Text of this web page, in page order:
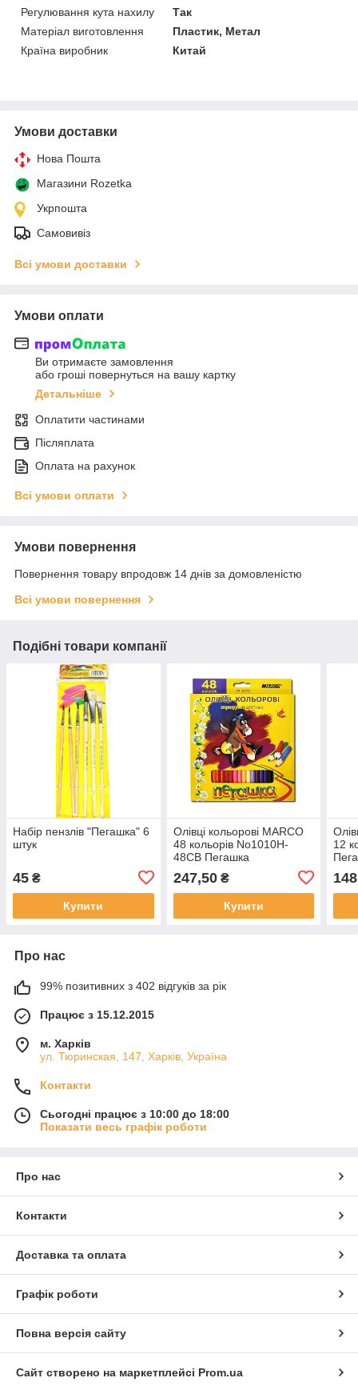
Регулювання кута нахилу
Так
Матеріал виготовлення
Пластик, Метал
Країна виробник
Китай
Умови доставки
Нова Пошта
Магазини Rozetka
Укрпошта
Самовивіз
Всі умови доставки
Умови оплати
Ви отримаєте замовлення
або гроші повернуться на вашу картку
Детальніше
Оплатити частинами
Післяплата
Оплата на рахунок
Всі умови оплати
Умови повернення
Повернення товару впродовж 14 днів за домовленістю
Всі умови повернення
Подібні товари компанії
Набір пензлів "Пегашка" 6
штук
45 ₴
Купити
Олівці кольорові MARCO
48 кольорів No1010H-
48CB Пегашка
247,50₴
Купити
12
Про нас
99% позитивних з 402 відгуків за рік
Працює з 15.12.2015
м. Харків
ул. Тюринская, 147, Харків, Україна
Контакти
Сьогодні працює з 10:00 до 18:00
Показати весь графік роботи
Про нас
Контакти
Доставка та оплата
Графік роботи
Повна версія сайту
Сайт створено на маркетплейсі Prom.ua